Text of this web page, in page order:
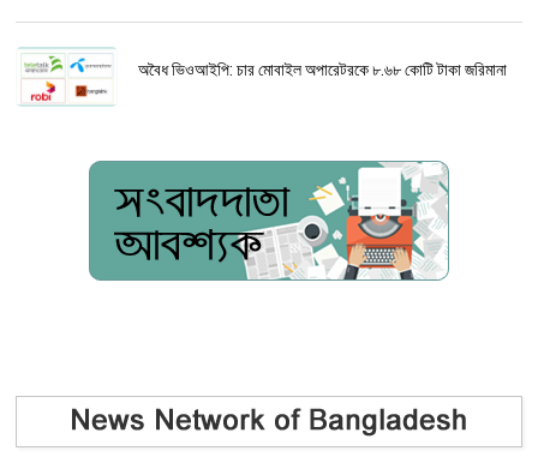
অবৈধ ভিওআইপি: চার মোবাইল অপারেটরকে ৮.৬৮ কোটি টাকা জরিমানা